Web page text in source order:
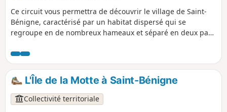
Ce circuit vous permettra de découvrir le village de Saint-
Bénigne, caractérisé par un habitat dispersé qui se
regroupe en de nombreux hameaux et séparé en deux par
se fait à la mairie de Saint-Bénigne. L'église de Saint-
Bénigne a été construite grâce à Michel Poisat (1802-1869)
et sa femme, dont les tombeaux se trouvent dans cette
église néo-romane. En face de l'église, la maison haute et
basse à pans de bois est à voir.
L'Île de la Motte à Saint-Bénigne
Collectivité territoriale